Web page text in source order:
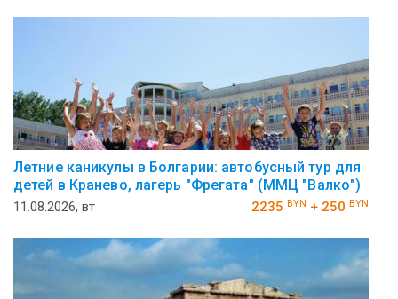
Летние каникулы в Болгарии: автобусный тур для
детей в Кранево, лагерь "Фрегата" (ММЦ "Валко")
11.08.2026, вт 2235 BYN + 250 BYN